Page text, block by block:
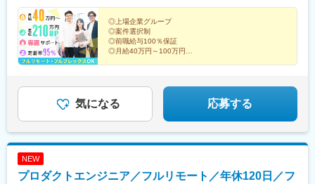
2分／「梅田駅」から徒歩5分■福岡支店：福岡県福岡市中央区天
神4-6-28 いちご天神ノースビル アクセス：「天神駅」から徒歩
6分／「西鉄福岡（天神）駅」から徒歩8分※転居を伴う転勤なし※
オフィス敷地内全面禁煙※今回募集しているプロジェクトは47都
道府県すべてで勤務可能です
◎上場企業グループ
◎案件選択制
◎前職給与100％保証
◎月給40万円～100万円
～数字でわかる環境と実績。ここで人生を見据えた選択
を～
気になる 応募する
NEW
プロダクトエンジニア／フルリモート／年休120日／フ